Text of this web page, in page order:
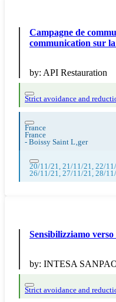
Campagne de
communication sur
by: API Restauration
Strict avoidance and
France
France
- Boissy Saint L‚ger
20/11/21, 21/11/21, 22/
26/11/21, 27/11/21, 28/
Sensibilizziamo
by: INTESA
Strict avoidance and